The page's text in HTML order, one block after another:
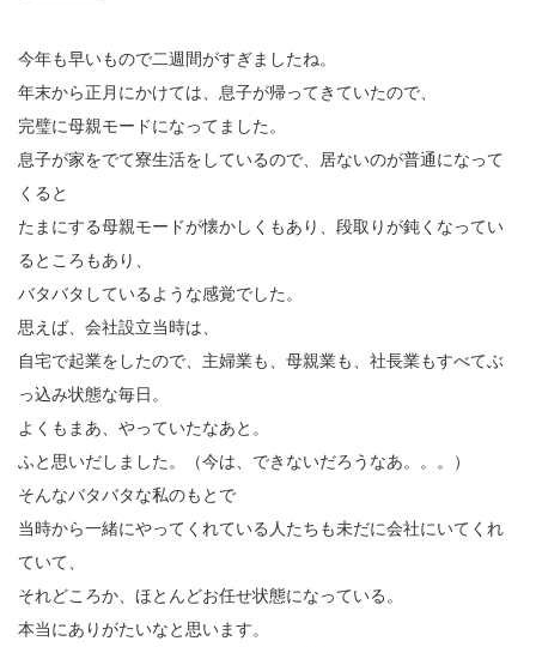
今年も早いもので二週間がすぎましたね。
年末から正月にかけては、息子が帰ってきていたので、
完璧に母親モードになってました。
息子が家をでて寮生活をしているので、居ないのが普通になって
くると
たまにする母親モードが懐かしくもあり、段取りが鈍くなってい
るところもあり、
バタバタしているような感覚でした。
思えば、会社設立当時は、
自宅で起業をしたので、主婦業も、母親業も、社長業もすべてぶ
っ込み状態な毎日。
よくもまあ、やっていたなあと。
ふと思いだしました。（今は、できないだろうなあ。。。）
そんなバタバタな私のもとで
当時から一緒にやってくれている人たちも未だに会社にいてくれ
ていて、
それどころか、ほとんどお任せ状態になっている。
本当にありがたいなと思います。